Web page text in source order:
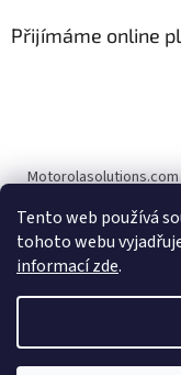
Tento web používá
tohoto webu
informací zde.
Přijímáme online
Motorolasolutions.com